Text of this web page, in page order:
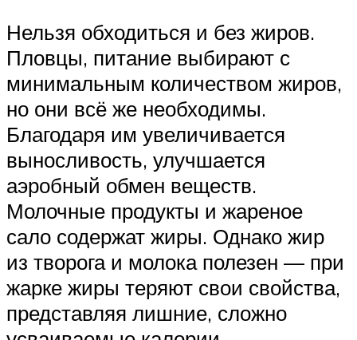
Нельзя обходиться и без жиров.
Пловцы, питание выбирают с
минимальным количеством жиров,
но они всё же необходимы.
Благодаря им увеличивается
выносливость, улучшается
аэробный обмен веществ.
Молочные продукты и жареное
сало содержат жиры. Однако жир
из творога и молока полезен — при
жарке жиры теряют свои свойства,
представляя лишние, сложно